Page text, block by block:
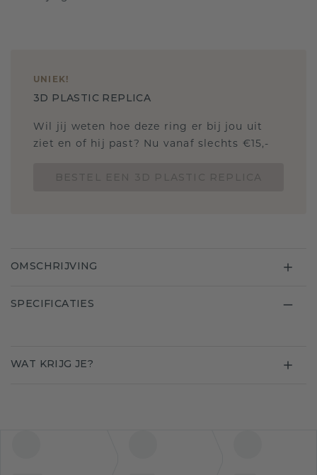
UNIEK!
3D PLASTIC REPLICA
Wil jij weten hoe deze ring er bij jou uit
ziet en of hij past? Nu vanaf slechts €15,-
OMSCHRIJVING
SPECIFICATIES
WAT KRIJG JE?